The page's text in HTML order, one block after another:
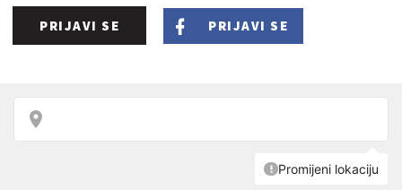
PRIJAVI SE PRIJAVI SE